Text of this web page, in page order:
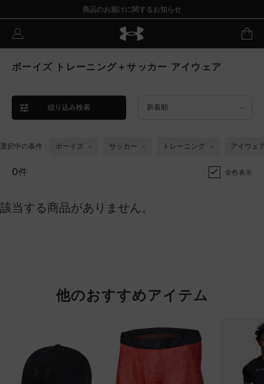
商品のお届けに関するお知らせ
ボーイズ トレーニング＋サッカー アイウェア
絞り込み検索 新着順
選択中の条件： ボーイズ サッカー トレーニング アイウェ
0件 全色表示
該当する商品がありません。
他のおすすめアイテム